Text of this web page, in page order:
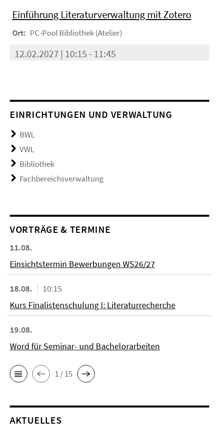
Einführung Literaturverwaltung mit Zotero
Ort: PC-Pool Bibliothek (Atelier)
12.02.2027 | 10:15 - 11:45
EINRICHTUNGEN UND VERWALTUNG
BWL
VWL
Bibliothek
Fachbereichsverwaltung
VORTRÄGE & TERMINE
11.08.
Einsichtstermin Bewerbungen WS26/27
18.08.
10:15
Kurs Finalistenschulung I: Literaturrecherche
19.08.
Word für Seminar- und Bachelorarbeiten
1 / 15
AKTUELLES